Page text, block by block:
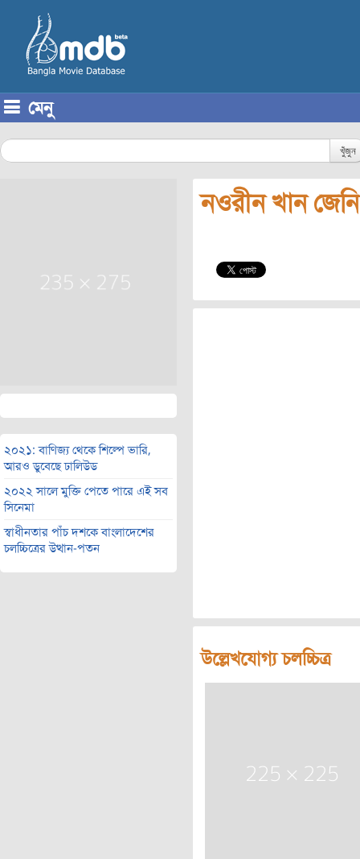
মেনু
খুঁজুন
২০২১: বাণিজ্য থেকে শিল্পে ভারি,
আরও ডুবেছে ঢালিউড
২০২২ সালে মুক্তি পেতে পারে এই সব
সিনেমা
স্বাধীনতার পাঁচ দশকে বাংলাদেশের
চলচ্চিত্রের উত্থান-পতন
নওরীন খান জেনি
উল্লেখযোগ্য চলচ্চিত্র